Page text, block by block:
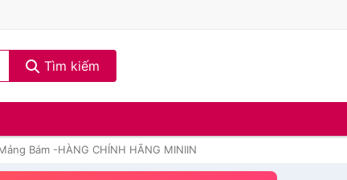
Tìm kiếm
Bám -HÀNG CHÍNH HÃNG MINIIN